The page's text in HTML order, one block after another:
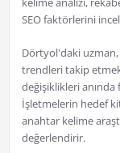
SEO faktörlerini
Dörtyol'daki uzman,
trendleri takip
değişiklikleri
İşletmelerin hedef
anahtar kelime
değerlendirir.